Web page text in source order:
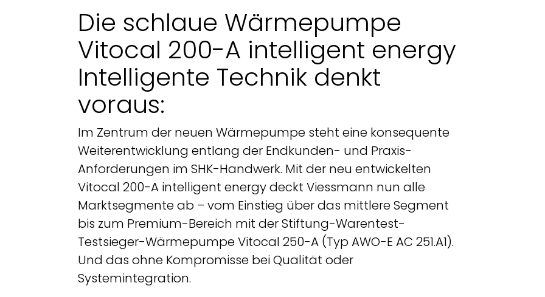
Die schlaue Wärmepumpe
Vitocal 200-A intelligent energy
Intelligente Technik denkt
voraus:
Im Zentrum der neuen Wärmepumpe steht eine konsequente
Weiterentwicklung entlang der Endkunden- und Praxis-
Anforderungen im SHK-Handwerk. Mit der neu entwickelten
Vitocal 200-A intelligent energy deckt Viessmann nun alle
Marktsegmente ab – vom Einstieg über das mittlere Segment
bis zum Premium-Bereich mit der Stiftung-Warentest-
Testsieger-Wärmepumpe Vitocal 250-A (Typ AWO-E AC 251.A1).
Und das ohne Kompromisse bei Qualität oder
Systemintegration.